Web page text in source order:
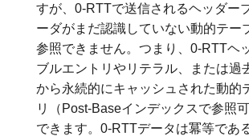
すが、0-RTTで送信されるヘッダー
ーダがまだ認識していない動的テー
参照できません。つまり、0-RTTヘ
ブルエントリやリテラル、または過
から永続的にキャッシュされた動的
リ（Post-Baseインデックスで参照
できます。0-RTTデータは冪等であ